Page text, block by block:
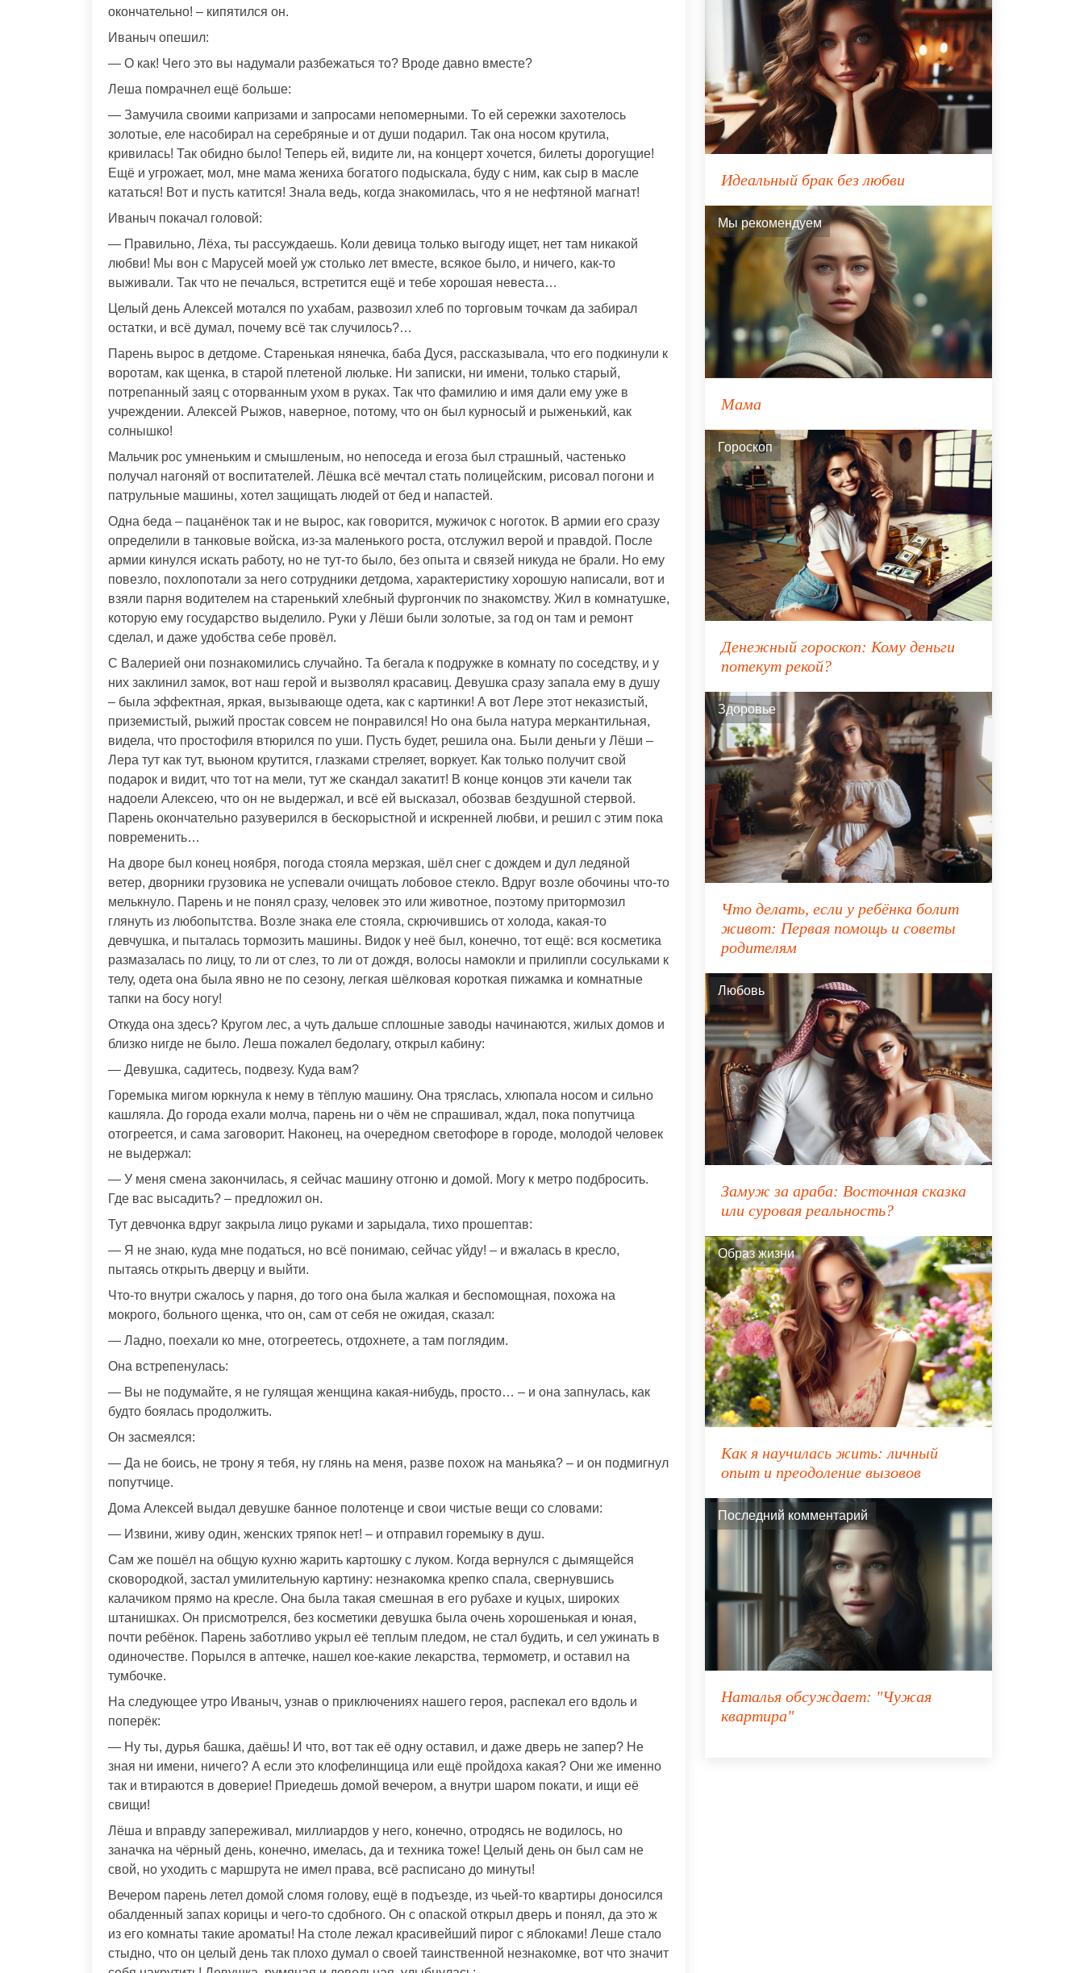
окончательно! – кипятился он.
Иваныч опешил:
— О как! Чего это вы надумали разбежаться то? Вроде давно вместе?
Леша помрачнел ещё больше:
— Замучила своими капризами и запросами непомерными. То ей сережки захотелось
золотые, еле насобирал на серебряные и от души подарил. Так она носом крутила,
кривилась! Так обидно было! Теперь ей, видите ли, на концерт хочется, билеты дорогущие!
Ещё и угрожает, мол, мне мама жениха богатого подыскала, буду с ним, как сыр в масле
кататься! Вот и пусть катится! Знала ведь, когда знакомилась, что я не нефтяной магнат!
Иваныч покачал головой:
— Правильно, Лёха, ты рассуждаешь. Коли девица только выгоду ищет, нет там никакой
любви! Мы вон с Марусей моей уж столько лет вместе, всякое было, и ничего, как-то
выживали. Так что не печалься, встретится ещё и тебе хорошая невеста…
Целый день Алексей мотался по ухабам, развозил хлеб по торговым точкам да забирал
остатки, и всё думал, почему всё так случилось?…
Парень вырос в детдоме. Старенькая нянечка, баба Дуся, рассказывала, что его подкинули к
воротам, как щенка, в старой плетеной люльке. Ни записки, ни имени, только старый,
потрепанный заяц с оторванным ухом в руках. Так что фамилию и имя дали ему уже в
учреждении. Алексей Рыжов, наверное, потому, что он был курносый и рыженький, как
солнышко!
Мальчик рос умненьким и смышленым, но непоседа и егоза был страшный, частенько
получал нагоняй от воспитателей. Лёшка всё мечтал стать полицейским, рисовал погони и
патрульные машины, хотел защищать людей от бед и напастей.
Одна беда – пацанёнок так и не вырос, как говорится, мужичок с ноготок. В армии его сразу
определили в танковые войска, из-за маленького роста, отслужил верой и правдой. После
армии кинулся искать работу, но не тут-то было, без опыта и связей никуда не брали. Но ему
повезло, похлопотали за него сотрудники детдома, характеристику хорошую написали, вот и
взяли парня водителем на старенький хлебный фургончик по знакомству. Жил в комнатушке,
которую ему государство выделило. Руки у Лёши были золотые, за год он там и ремонт
сделал, и даже удобства себе провёл.
С Валерией они познакомились случайно. Та бегала к подружке в комнату по соседству, и у
них заклинил замок, вот наш герой и вызволял красавиц. Девушка сразу запала ему в душу
– была эффектная, яркая, вызывающе одета, как с картинки! А вот Лере этот неказистый,
приземистый, рыжий простак совсем не понравился! Но она была натура меркантильная,
видела, что простофиля втюрился по уши. Пусть будет, решила она. Были деньги у Лёши –
Лера тут как тут, вьюном крутится, глазками стреляет, воркует. Как только получит свой
подарок и видит, что тот на мели, тут же скандал закатит! В конце концов эти качели так
надоели Алексею, что он не выдержал, и всё ей высказал, обозвав бездушной стервой.
Парень окончательно разуверился в бескорыстной и искренней любви, и решил с этим пока
повременить…
На дворе был конец ноября, погода стояла мерзкая, шёл снег с дождем и дул ледяной
ветер, дворники грузовика не успевали очищать лобовое стекло. Вдруг возле обочины что-то
мелькнуло. Парень и не понял сразу, человек это или животное, поэтому притормозил
глянуть из любопытства. Возле знака еле стояла, скрючившись от холода, какая-то
девчушка, и пыталась тормозить машины. Видок у неё был, конечно, тот ещё: вся косметика
размазалась по лицу, то ли от слез, то ли от дождя, волосы намокли и прилипли сосульками к
телу, одета она была явно не по сезону, легкая шёлковая короткая пижамка и комнатные
тапки на босу ногу!
Откуда она здесь? Кругом лес, а чуть дальше сплошные заводы начинаются, жилых домов и
близко нигде не было. Леша пожалел бедолагу, открыл кабину:
— Девушка, садитесь, подвезу. Куда вам?
Горемыка мигом юркнула к нему в тёплую машину. Она тряслась, хлюпала носом и сильно
кашляла. До города ехали молча, парень ни о чём не спрашивал, ждал, пока попутчица
отогреется, и сама заговорит. Наконец, на очередном светофоре в городе, молодой человек
не выдержал:
— У меня смена закончилась, я сейчас машину отгоню и домой. Могу к метро подбросить.
Где вас высадить? – предложил он.
Тут девчонка вдруг закрыла лицо руками и зарыдала, тихо прошептав:
— Я не знаю, куда мне податься, но всё понимаю, сейчас уйду! – и вжалась в кресло,
пытаясь открыть дверцу и выйти.
Что-то внутри сжалось у парня, до того она была жалкая и беспомощная, похожа на
мокрого, больного щенка, что он, сам от себя не ожидая, сказал:
— Ладно, поехали ко мне, отогреетесь, отдохнете, а там поглядим.
Она встрепенулась:
— Вы не подумайте, я не гулящая женщина какая-нибудь, просто… – и она запнулась, как
будто боялась продолжить.
Он засмеялся:
— Да не боись, не трону я тебя, ну глянь на меня, разве похож на маньяка? – и он подмигнул
попутчице.
Дома Алексей выдал девушке банное полотенце и свои чистые вещи со словами:
— Извини, живу один, женских тряпок нет! – и отправил горемыку в душ.
Сам же пошёл на общую кухню жарить картошку с луком. Когда вернулся с дымящейся
сковородкой, застал умилительную картину: незнакомка крепко спала, свернувшись
калачиком прямо на кресле. Она была такая смешная в его рубахе и куцых, широких
штанишках. Он присмотрелся, без косметики девушка была очень хорошенькая и юная,
почти ребёнок. Парень заботливо укрыл её теплым пледом, не стал будить, и сел ужинать в
одиночестве. Порылся в аптечке, нашел кое-какие лекарства, термометр, и оставил на
тумбочке.
На следующее утро Иваныч, узнав о приключениях нашего героя, распекал его вдоль и
поперёк:
— Ну ты, дурья башка, даёшь! И что, вот так её одну оставил, и даже дверь не запер? Не
зная ни имени, ничего? А если это клофелинщица или ещё пройдоха какая? Они же именно
так и втираются в доверие! Приедешь домой вечером, а внутри шаром покати, и ищи её
свищи!
Лёша и вправду запереживал, миллиардов у него, конечно, отродясь не водилось, но
заначка на чёрный день, конечно, имелась, да и техника тоже! Целый день он был сам не
свой, но уходить с маршрута не имел права, всё расписано до минуты!
Вечером парень летел домой сломя голову, ещё в подъезде, из чьей-то квартиры доносился
обалденный запах корицы и чего-то сдобного. Он с опаской открыл дверь и понял, да это ж
из его комнаты такие ароматы! На столе лежал красивейший пирог с яблоками! Леше стало
стыдно, что он целый день так плохо думал о своей таинственной незнакомке, вот что значит
Идеальный брак без любви
Мы рекомендуем
Мама
Гороскоп
Денежный гороскоп: Кому деньги
потекут рекой?
Здоровье
Что делать, если у ребёнка болит
живот: Первая помощь и советы
родителям
Любовь
Замуж за араба: Восточная сказка
или суровая реальность?
Образ жизни
Как я научилась жить: личный
опыт и преодоление вызовов
Последний комментарий
Наталья обсуждает: "Чужая
квартира"